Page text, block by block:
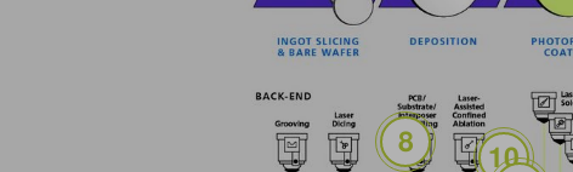
PCB/기판/인터포
레이저